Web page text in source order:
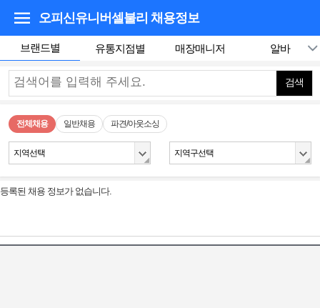
오피신유니버셀불리 채용정보
브랜드별 유통지점별 매장매니저 알바
검색
전체채용 일반채용 파견/아웃소싱
지역선택 지역구선택
등록된 채용 정보가 없습니다.